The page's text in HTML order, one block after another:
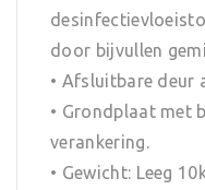
door bijvullen
• Afsluitbare deur
• Grondplaat met
verankering.
• Gewicht: Leeg